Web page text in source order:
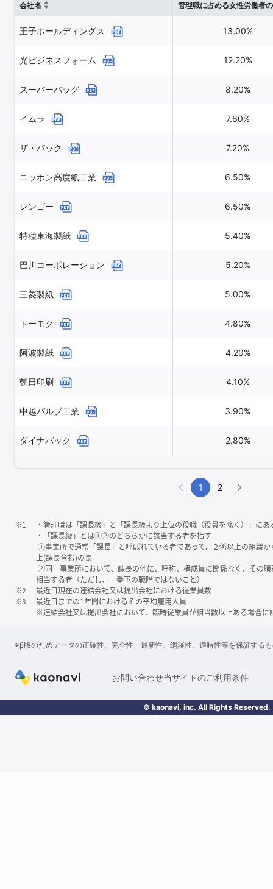
会社名
管理職に占める女性労働者
王子ホールディングス 13.00%
光ビジネスフォーム 12.20%
スーパーバッグ 8.20%
イムラ 7.60%
ザ・パック 7.20%
ニッポン高度紙工業 6.50%
レンゴー 6.50%
特種東海製紙 5.40%
巴川コーポレーション 5.20%
三菱製紙 5.00%
トーモク 4.80%
阿波製紙 4.20%
朝日印刷 4.10%
中越パルプ工業 3.90%
ダイナパック 2.80%
1 2
※1
・管理職は「課⻑級」と「課⻑級より上位の役職（役員を除く）」に
・「課⻑級」とは①②のどちらかに該当する者を指す
①事業所で通常「課⻑」と呼ばれている者であって、２係以上の組織
上(課⻑含む)の⻑
②同一事業所において、課⻑の他に、呼称、構成員に関係なく、その
相当する者（ただし、一番下の職階ではないこと）
※2
最近日現在の連結会社又は提出会社における従業員数
※3
最近日までの1年間におけるその平均雇用人員
※連結会社又は提出会社において、臨時従業員が相当数以上ある場合に
※β版のためデータの正確性、完全性、最新性、網羅性、適時性等を保証する
お問い合わせ当サイトのご利用条件
© kaonavi, inc. All Rights Reserved.